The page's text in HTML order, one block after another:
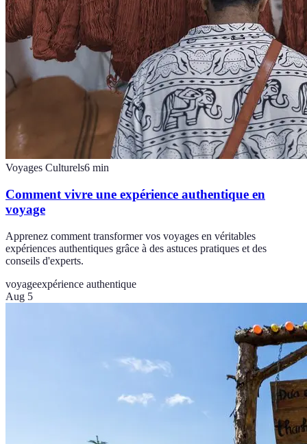
Voyages Culturels6 min
Comment vivre une expérience authentique en
voyage
Apprenez comment transformer vos voyages en véritables
expériences authentiques grâce à des astuces pratiques et des
conseils d'experts.
voyageexpérience authentique
Aug 5